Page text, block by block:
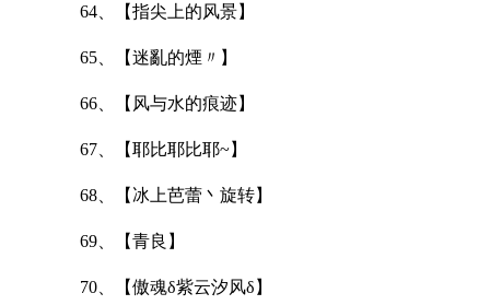
64、【指尖上的风景】
65、【迷亂的煙〃】
66、【风与水的痕迹】
67、【耶比耶比耶~】
68、【冰上芭蕾丶旋转】
69、【青良】
70、【傲魂δ紫云汐风δ】